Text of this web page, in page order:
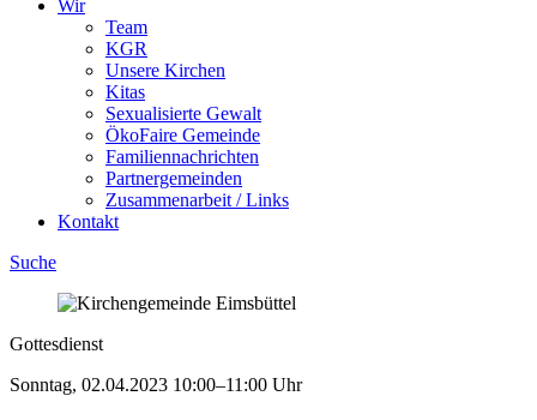
Wir
Team
KGR
Unsere Kirchen
Kitas
Sexualisierte Gewalt
ÖkoFaire Gemeinde
Familiennachrichten
Partnergemeinden
Zusammenarbeit / Links
Kontakt
Suche
Gottesdienst
Sonntag, 02.04.2023 10:00–11:00 Uhr